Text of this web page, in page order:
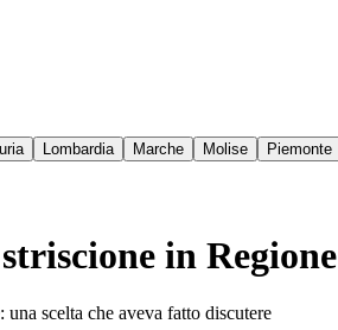
Lombardia Marche Molise Piemonte
in Regione
scelta che aveva fatto discutere